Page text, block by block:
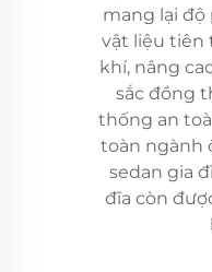
mang lại
vật liệu tiên
khí, nâng
sắc đồng
thống an
toàn ngành
sedan gia
đĩa còn